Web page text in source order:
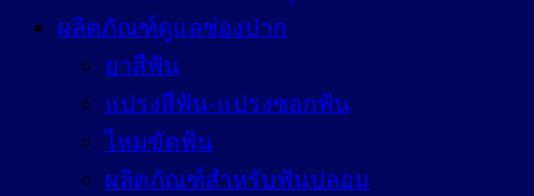
ผลิตภัณฑ์ดูแลช่องปาก
ยาสีฟัน
แปรงสีฟัน-แปรงซอกฟัน
ไหมขัดฟัน
ผลิตภัณฑ์สำหรับฟันปลอม